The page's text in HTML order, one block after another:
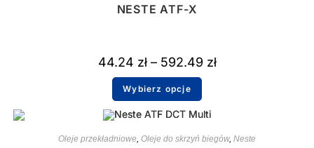
NESTE ATF-X
44.24 zł – 592.49 zł
Wybierz opcje
Oleje przekładniowe, Oleje do skrzyń biegów, Neste